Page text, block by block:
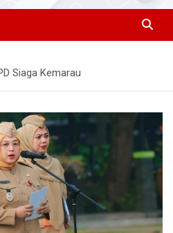
Siaga Kemarau